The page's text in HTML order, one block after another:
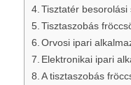
Tisztatér besorolási
Tisztaszobás
Orvosi ipari
Elektronikai ipari
A tisztaszobás